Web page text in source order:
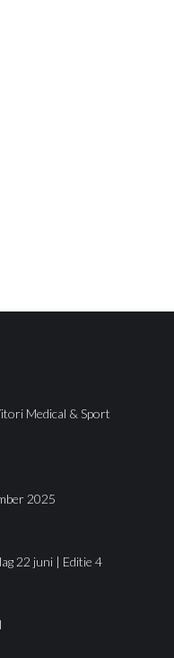
Medical & Sport
2025
22 juni | Editie 4